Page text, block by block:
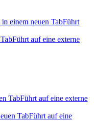
einem neuen TabFührt
Führt auf eine externe
TabFührt auf eine externe
TabFührt auf eine